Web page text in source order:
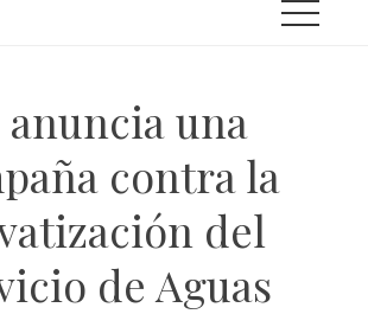
anuncia una
contra la
del
de Aguas